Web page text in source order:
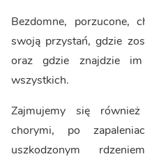
Bezdomne, porzucone,
swoją przystań, gdzie
oraz gdzie znajdzie
wszystkich.
Zajmujemy się
chorymi, po
uszkodzonym